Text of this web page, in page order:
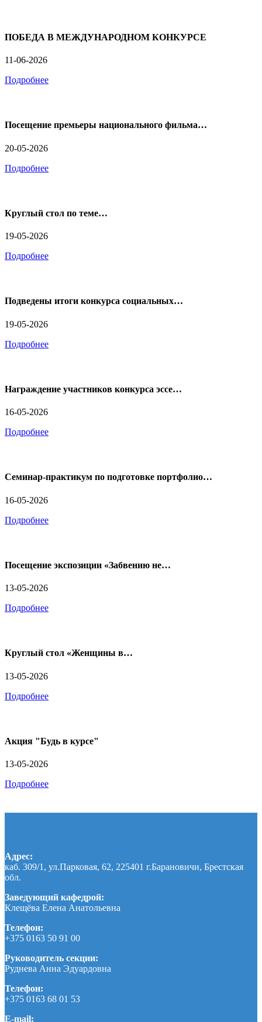
ПОБЕДА В МЕЖДУНАРОДНОМ КОНКУРСЕ
11-06-2026
Подробнее
Посещение премьеры национального фильма…
20-05-2026
Подробнее
Круглый стол по теме…
19-05-2026
Подробнее
Подведены итоги конкурса социальных…
19-05-2026
Подробнее
Награждение участников конкурса эссе…
16-05-2026
Подробнее
Семинар-практикум по подготовке портфолио…
16-05-2026
Подробнее
Посещение экспозиции «Забвению не…
13-05-2026
Подробнее
Круглый стол «Женщины в…
13-05-2026
Подробнее
Акция "Будь в курсе"
13-05-2026
Подробнее
Адрес:
каб. 309/1, ул.Парковая, 62, 225401 г.Барановичи, Брестская
обл.
Заведующий кафедрой:
Клещёва Елена Анатольевна
Телефон:
+375 0163 50 91 00
Руководитель секции:
Руднева Анна Эдуардовна
Телефон:
+375 0163 68 01 53
E-mail: